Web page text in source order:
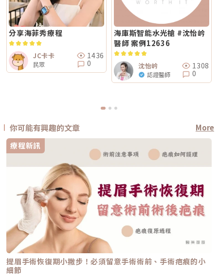
分享海菲秀療程
JC卡卡
民眾
1436
0
海庫斯智能水光槍 #沈怡岒
醫師 案例12636
沈怡岒
認證醫師
1308
0
你可能有興趣的文章
More
療程新訊
提眉手術恢復期小撇步！必須留意手術術前、手術疤痕的小
細節